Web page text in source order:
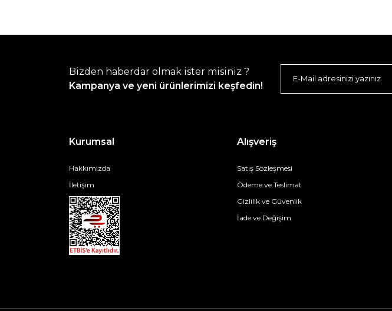
Bizden haberdar olmak ister misiniz ?
Kampanya ve yeni ürünlerimizi keşfedin!
Kurumsal
Hakkımızda
İletişim
Alışveriş
Satış Sözleşmesi
Ödeme ve Teslimat
Gizlilik ve Güvenlik
İade ve Değişim